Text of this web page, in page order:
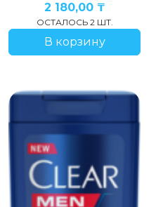
2 180,00 ₸
ОСТАЛОСЬ 2 ШТ.
В корзину